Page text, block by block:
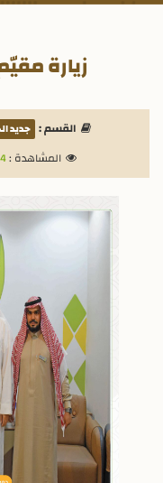
زيارة
القسم : جديد
المشاهدة :